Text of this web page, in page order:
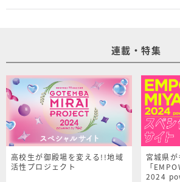
連載・特集
高校生が御殿場を変える!!地域
活性プロジェクト
宮城県が
「
2024